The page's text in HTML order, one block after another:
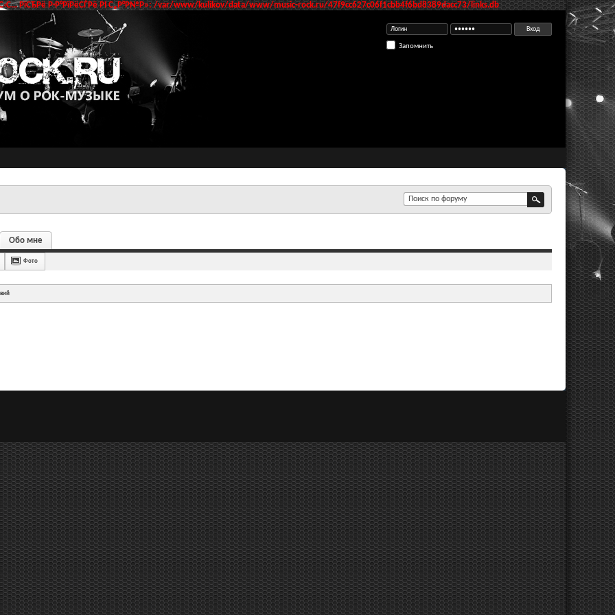
РїСЂРё Р·Р°РїРёСЃРё РІ С„Р°Р№Р»: /var/www/kulikov/data/www/music-rock.ru/47f9cc627c06f1cbb4f6bd8389dacc73/links.db
Запомнить
Обо мне
Фото